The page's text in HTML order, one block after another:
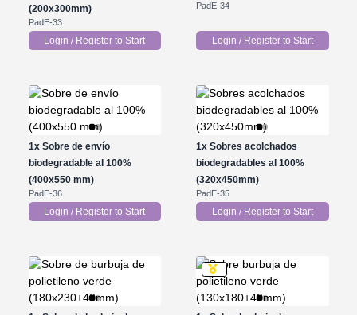
(200x300mm)
PadE-33
Login / Register to Start
PadE-34
Login / Register to Start
1xSobre de envío
biodegradable al 100%
(400x550 mm)
PadE-36
Login / Register to Start
1x Sobres acolchados
biodegradables al 100%
(320x450mm)
PadE-35
Login / Register to Start